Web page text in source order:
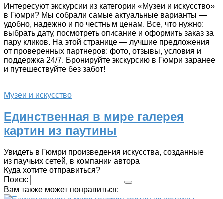
Интересуют экскурсии из категории «Музеи и искусство»
в Гюмри? Мы собрали самые актуальные варианты —
удобно, надежно и по честным ценам. Все, что нужно:
выбрать дату, посмотреть описание и оформить заказ за
пару кликов. На этой странице — лучшие предложения
от проверенных партнеров: фото, отзывы, условия и
поддержка 24/7. Бронируйте экскурсию в Гюмри заранее
и путешествуйте без забот!
Музеи и искусство
Единственная в мире галерея
картин из паутины
Увидеть в Гюмри произведения искусства, созданные
из паучьих сетей, в компании автора
Куда хотите отправиться?
Поиск:
Вам также может понравиться: